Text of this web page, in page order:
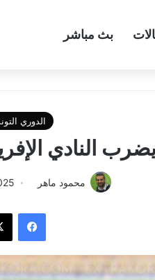
بث مباشر
الدوري
النادي
محمود ماهر
فيسبوك